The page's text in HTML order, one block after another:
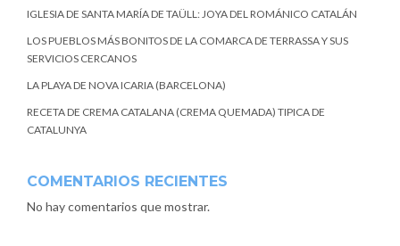
IGLESIA DE SANTA MARÍA DE TAÜLL: JOYA DEL ROMÁNICO CATALÁN
LOS PUEBLOS MÁS BONITOS DE LA COMARCA DE TERRASSA Y SUS
SERVICIOS CERCANOS
LA PLAYA DE NOVA ICARIA (BARCELONA)
RECETA DE CREMA CATALANA (CREMA QUEMADA) TIPICA DE
CATALUNYA
COMENTARIOS RECIENTES
No hay comentarios que mostrar.